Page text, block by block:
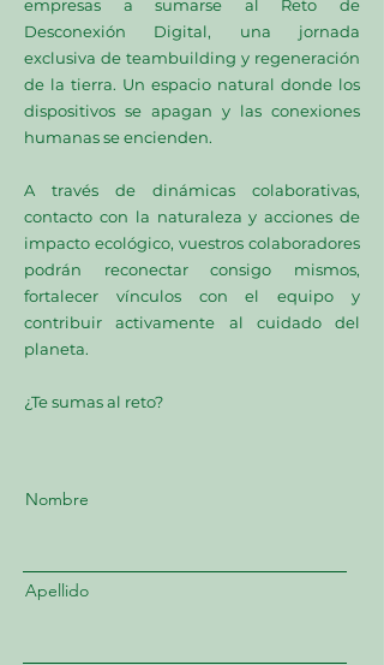
empresas a sumarse al Reto de
Desconexión Digital, una jornada
exclusiva de teambuilding y regeneración
de la tierra. Un espacio natural donde los
dispositivos se apagan y las conexiones
humanas se encienden.
A través de dinámicas colaborativas,
contacto con la naturaleza y acciones de
impacto ecológico, vuestros colaboradores
podrán reconectar consigo mismos,
fortalecer vínculos con el equipo y
contribuir activamente al cuidado del
planeta.
¿Te sumas al reto?
Nombre
Apellido